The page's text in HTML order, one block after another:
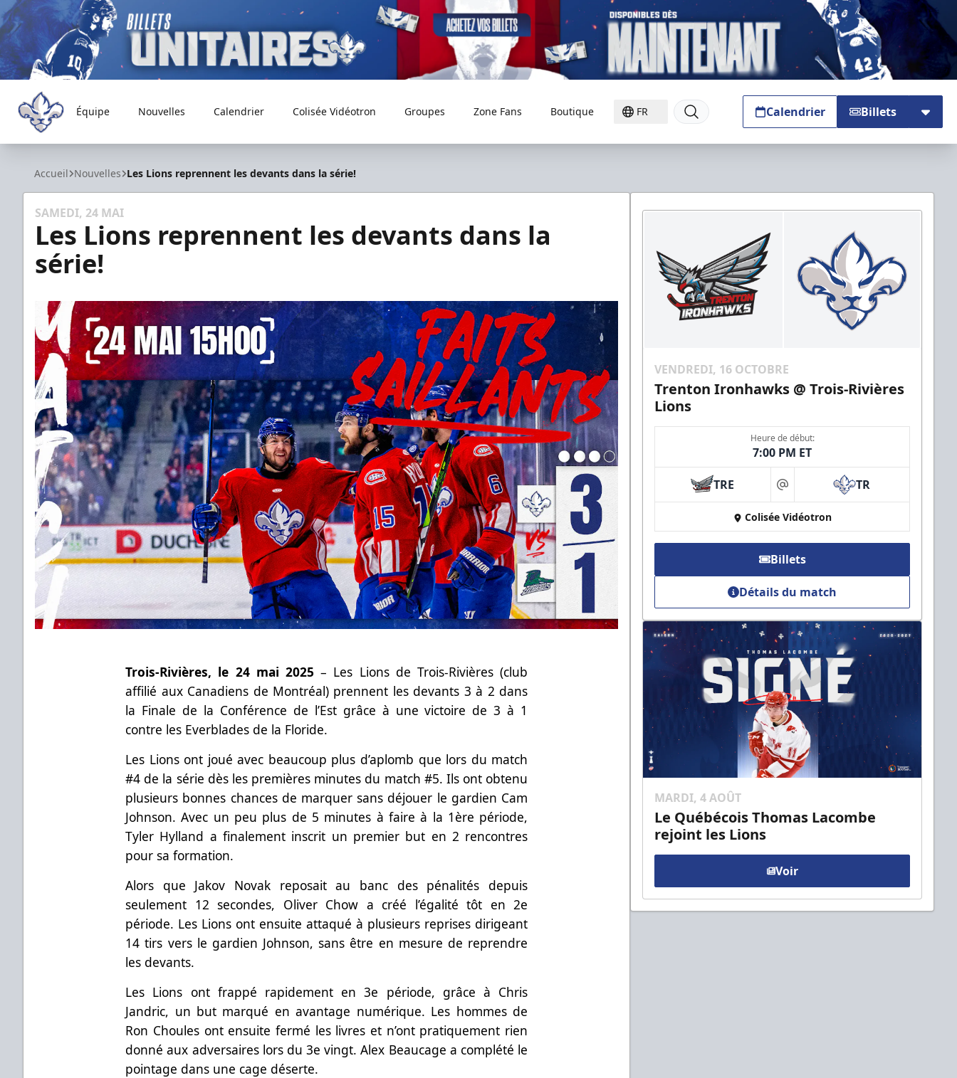
Trois-Rivières Lions
Équipe Nouvelles Calendrier Colisée Vidéotron Groupes Zone Fans Boutique FR Calendrier Billets
Accueil Nouvelles Les Lions reprennent les devants dans la série!
SAMEDI, 24 MAI
Les Lions reprennent les devants dans la
série!
Trois-Rivières, le 24 mai 2025 – Les Lions de Trois-Rivières (club
affilié aux Canadiens de Montréal) prennent les devants 3 à 2 dans
la Finale de la Conférence de l’Est grâce à une victoire de 3 à 1
contre les Everblades de la Floride.
Les Lions ont joué avec beaucoup plus d’aplomb que lors du match
#4 de la série dès les premières minutes du match #5. Ils ont obtenu
plusieurs bonnes chances de marquer sans déjouer le gardien Cam
Johnson. Avec un peu plus de 5 minutes à faire à la 1ère période,
Tyler Hylland a finalement inscrit un premier but en 2 rencontres
pour sa formation.
Alors que Jakov Novak reposait au banc des pénalités depuis
seulement 12 secondes, Oliver Chow a créé l’égalité tôt en 2e
période. Les Lions ont ensuite attaqué à plusieurs reprises dirigeant
14 tirs vers le gardien Johnson, sans être en mesure de reprendre
les devants.
Les Lions ont frappé rapidement en 3e période, grâce à Chris
Jandric, un but marqué en avantage numérique. Les hommes de
Ron Choules ont ensuite fermé les livres et n’ont pratiquement rien
donné aux adversaires lors du 3e vingt. Alex Beaucage a complété le
pointage dans une cage déserte.
VENDREDI, 16 OCTOBRE
Trenton Ironhawks @ Trois-Rivières
Lions
Heure de début:
7:00 PM ET
TRE at TR
Colisée Vidéotron
Billets
Détails du match
MARDI, 4 AOÛT
Le Québécois Thomas Lacombe
rejoint les Lions
Voir